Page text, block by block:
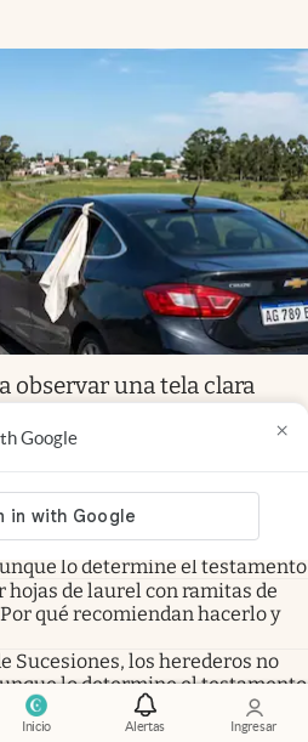
Inicio Alertas Ingresar
Google ×
observar una tela clara
un auto en la ruta
Sucesiones, los herederos no
lo determine el testamento
hojas de laurel con ramitas de
qué recomiendan hacerlo y
Sucesiones, los herederos no
lo determine el testamento